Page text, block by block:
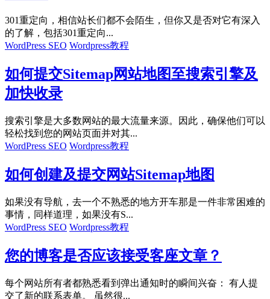
301重定向，相信站长们都不会陌生，但你又是否对它有深入
的了解，包括301重定向...
WordPress SEO Wordpress教程
如何提交Sitemap网站地图至搜索引擎及
加快收录
搜索引擎是大多数网站的最大流量来源。因此，确保他们可以
轻松找到您的网站页面并对其...
WordPress SEO Wordpress教程
如何创建及提交网站Sitemap地图
如果没有导航，去一个不熟悉的地方开车那是一件非常困难的
事情，同样道理，如果没有S...
WordPress SEO Wordpress教程
您的博客是否应该接受客座文章？
每个网站所有者都熟悉看到弹出通知时的瞬间兴奋： 有人提
交了新的联系表单。 虽然很...